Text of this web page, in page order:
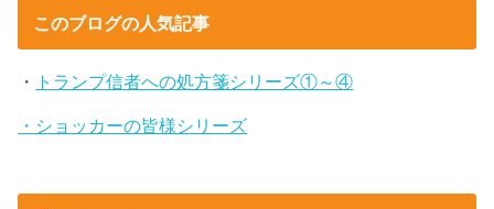
このブログの人気記事
・ トランプ信者への処方箋シリーズ①～④
・ショッカーの皆様シリーズ